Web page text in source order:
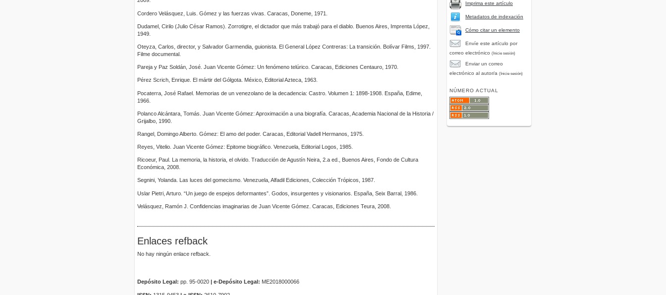
Imprima este artículo
Metadatos de indexación
Cómo citar un elemento
Envíe este artículo por
correo electrónico (Inicie sesión)
Enviar un correo
electrónico al autor/a (Inicie sesión)
NÚMERO ACTUAL
Cordero Velásquez, Luis. Gómez y las fuerzas vivas. Caracas, Doneme, 1971.
Dudamel, Cirilo (Julio César Ramos). Zorrotigre, el dictador que más trabajó para el diablo. Buenos Aires, Imprenta López,
1949.
Oteyza, Carlos, director, y Salvador Garmendia, guionista. El General López Contreras: La transición. Bolívar Films, 1997.
Filme documental.
Pareja y Paz Soldán, José. Juan Vicente Gómez: Un fenómeno telúrico. Caracas, Ediciones Centauro, 1970.
Pérez Scrich, Enrique. El mártir del Gólgota. México, Editorial Azteca, 1963.
Pocaterra, José Rafael. Memorias de un venezolano de la decadencia: Castro. Volumen 1: 1898-1908. España, Edime,
1966.
Polanco Alcántara, Tomás. Juan Vicente Gómez: Aproximación a una biografía. Caracas, Academia Nacional de la Historia /
Grijalbo, 1990.
Rangel, Domingo Alberto. Gómez: El amo del poder. Caracas, Editorial Vadell Hermanos, 1975.
Reyes, Vitelio. Juan Vicente Gómez: Epitome biográfico. Venezuela, Editorial Logos, 1985.
Ricoeur, Paul. La memoria, la historia, el olvido. Traducción de Agustín Neira, 2.a ed., Buenos Aires, Fondo de Cultura
Económica, 2008.
Segnini, Yolanda. Las luces del gomecismo. Venezuela, Alfadil Ediciones, Colección Trópicos, 1987.
Uslar Pietri, Arturo. “Un juego de espejos deformantes”. Godos, insurgentes y visionarios. España, Seix Barral, 1986.
Velásquez, Ramón J. Confidencias imaginarias de Juan Vicente Gómez. Caracas, Ediciones Teura, 2008.
Enlaces refback
No hay ningún enlace refback.
Depósito Legal: pp. 95-0020 e-Depósito Legal: ME2018000066